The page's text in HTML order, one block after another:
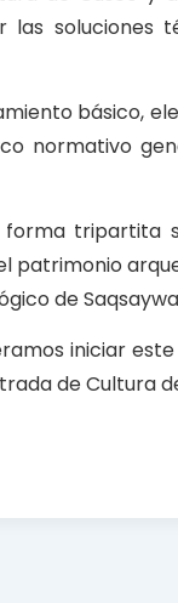
las soluciones
básico,
normativo
tripartita
patrimonio
de
iniciar
de Cultura